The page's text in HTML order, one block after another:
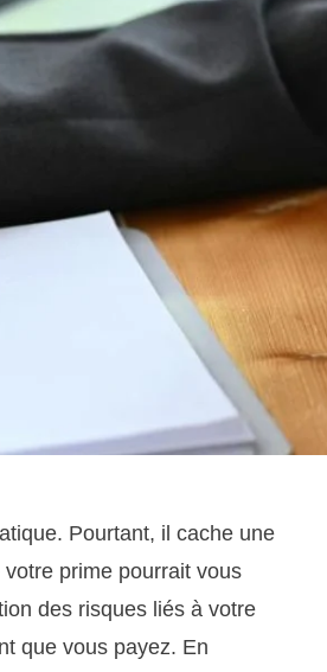
Pourtant, il cache une
prime pourrait vous
des risques liés à votre
que vous payez. En